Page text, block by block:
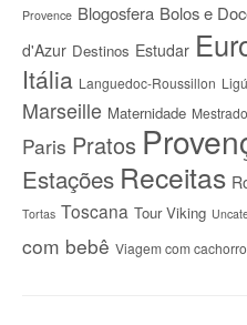
Provence Blogosfera Bolos e
d'Azur Destinos Estudar
Itália Languedoc-Roussillon
Marseille Maternidade Mestrado
Paris Pratos
Estações Receitas
Tortas Toscana Tour Viking
com bebê Viagem com cachorro